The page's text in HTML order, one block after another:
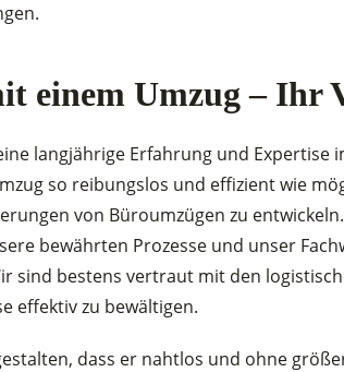
einem Umzug – Ihr
langjährige Erfahrung und
so reibungslos und effizient wie
von Büroumzügen zu
bewährten Prozesse und unser
sind bestens vertraut mit den
effektiv zu bewältigen.
dass er nahtlos und ohne